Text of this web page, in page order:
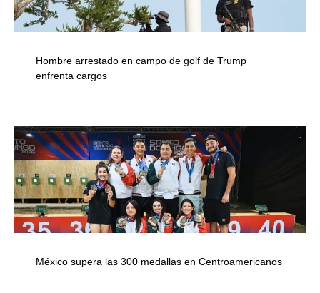
Hombre arrestado en campo de golf de Trump
enfrenta cargos
México supera las 300 medallas en Centroamericanos